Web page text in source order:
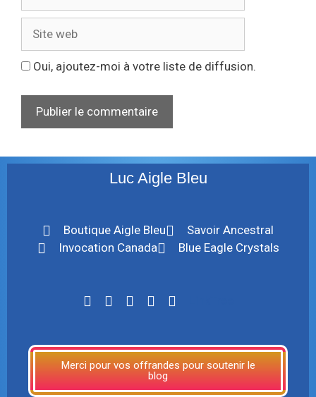
Oui, ajoutez-moi à votre liste de diffusion.
Luc Aigle Bleu
Boutique Aigle Bleu
Savoir Ancestral
Invocation Canada
Blue Eagle Crystals
Merci pour vos offrandes pour soutenir le
blog